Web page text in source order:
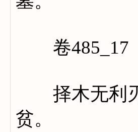
卷485_17
择木无利刃
贫。